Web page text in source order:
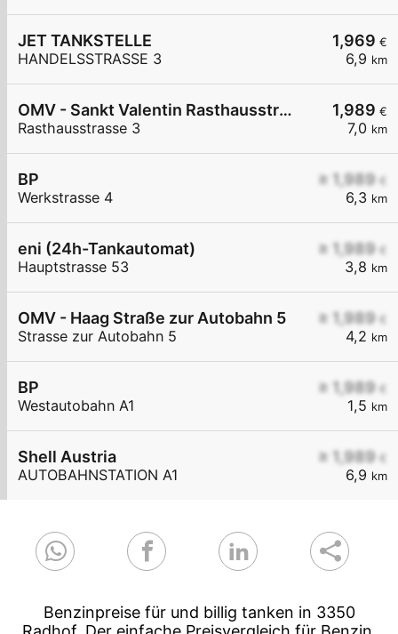
1,969 €
6,9 km
JET TANKSTELLE
HANDELSSTRASSE 3
1,989 €
7,0 km
OMV - Sankt Valentin Rasthausstraße 3
Rasthausstrasse 3
≥ 1,989 €
6,3 km
BP
Werkstrasse 4
≥ 1,989 €
3,8 km
eni (24h-Tankautomat)
Hauptstrasse 53
≥ 1,989 €
4,2 km
OMV - Haag Straße zur Autobahn 5
Strasse zur Autobahn 5
≥ 1,989 €
1,5 km
BP
Westautobahn A1
≥ 1,989 €
6,9 km
Shell Austria
AUTOBAHNSTATION A1
Benzinpreise für und billig tanken in 3350